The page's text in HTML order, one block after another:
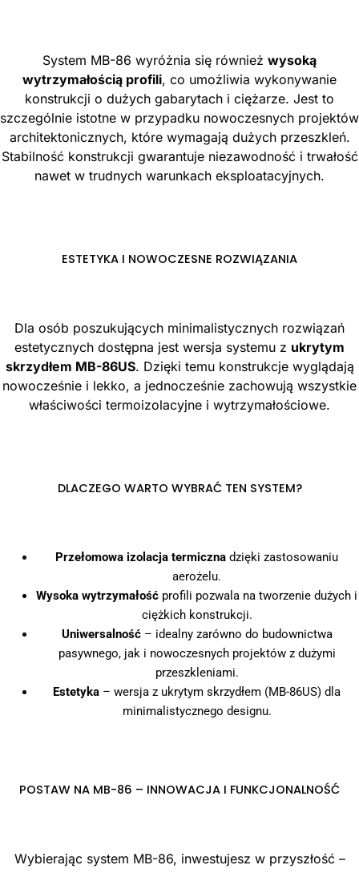
System MB-86 wyróżnia się również wysoką
wytrzymałością profili, co umożliwia wykonywanie
konstrukcji o dużych gabarytach i ciężarze. Jest to
szczególnie istotne w przypadku nowoczesnych projektów
architektonicznych, które wymagają dużych przeszkleń.
Stabilność konstrukcji gwarantuje niezawodność i trwałość
nawet w trudnych warunkach eksploatacyjnych.
ESTETYKA I NOWOCZESNE ROZWIĄZANIA
Dla osób poszukujących minimalistycznych rozwiązań
estetycznych dostępna jest wersja systemu z ukrytym
skrzydłem MB-86US. Dzięki temu konstrukcje wyglądają
nowocześnie i lekko, a jednocześnie zachowują wszystkie
właściwości termoizolacyjne i wytrzymałościowe.
DLACZEGO WARTO WYBRAĆ TEN SYSTEM?
Przełomowa izolacja termiczna dzięki zastosowaniu
aerożelu.
Wysoka wytrzymałość profili pozwala na tworzenie dużych i
ciężkich konstrukcji.
Uniwersalność– idealny zarówno do budownictwa
pasywnego, jak i nowoczesnych projektów z dużymi
przeszkleniami.
Estetyka – wersja z ukrytym skrzydłem (MB-86US) dla
minimalistycznego designu.
POSTAW NA MB-86 – INNOWACJA I FUNKCJONALNOŚĆ
Wybierając system MB-86, inwestujesz w przyszłość –